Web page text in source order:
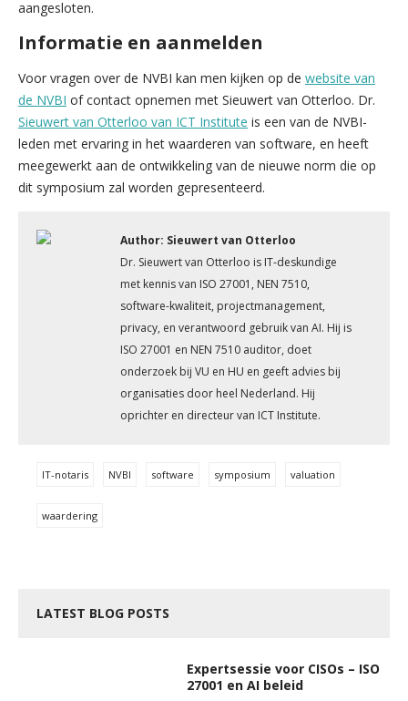
aangesloten.
Informatie en aanmelden
Voor vragen over de NVBI kan men kijken op de website van
de NVBI of contact opnemen met Sieuwert van Otterloo. Dr.
Sieuwert van Otterloo van ICT Institute is een van de NVBI-
leden met ervaring in het waarderen van software, en heeft
meegewerkt aan de ontwikkeling van de nieuwe norm die op
dit symposium zal worden gepresenteerd.
Author: Sieuwert van Otterloo
Dr. Sieuwert van Otterloo is IT-deskundige
met kennis van ISO 27001, NEN 7510,
software-kwaliteit, projectmanagement,
privacy, en verantwoord gebruik van AI. Hij is
ISO 27001 en NEN 7510 auditor, doet
onderzoek bij VU en HU en geeft advies bij
organisaties door heel Nederland. Hij
oprichter en directeur van ICT Institute.
IT-notaris NVBI software symposium valuation
waardering
LATEST BLOG POSTS
Expertsessie voor CISOs – ISO
27001 en AI beleid